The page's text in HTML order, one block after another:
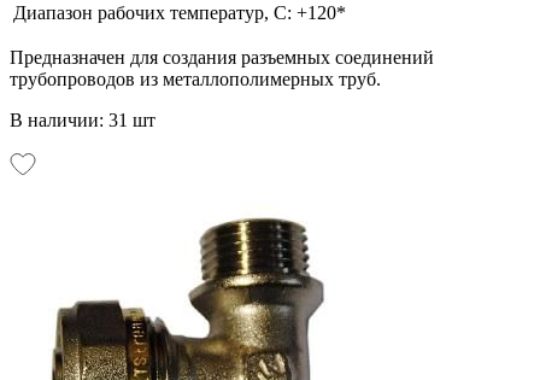
Диапазон рабочих температур, С: +120*
Предназначен для создания разъемных соединений
трубопроводов из металлополимерных труб.
В наличии: 31 шт